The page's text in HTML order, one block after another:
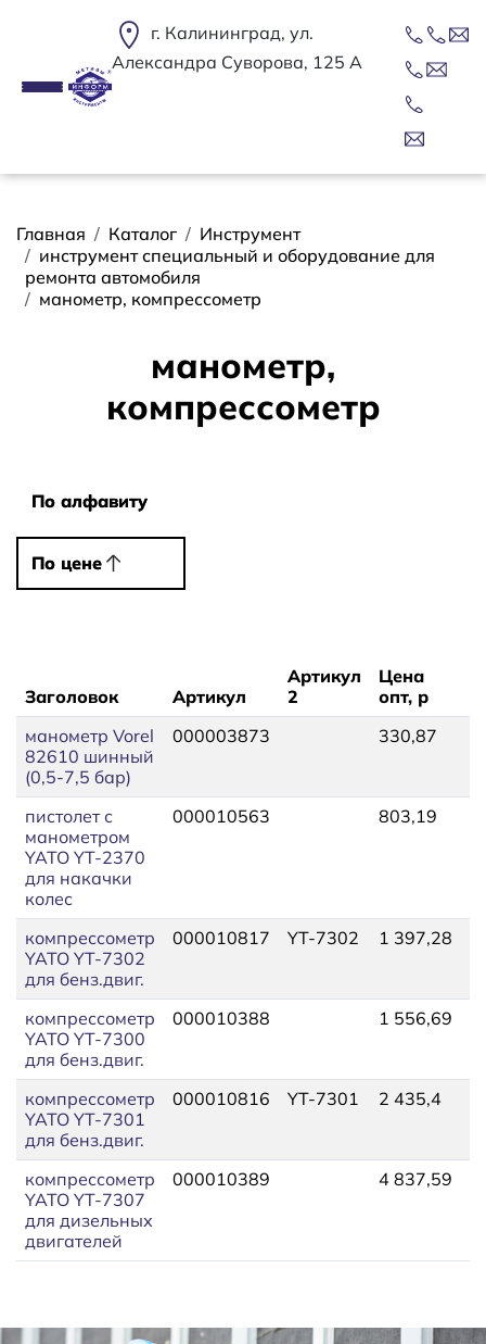
г. Калининград, ул.
Александра Суворова, 125 А
Строка навигации
Главная Каталог
Инструмент
инструмент специальный и оборудование для
ремонта автомобиля
манометр, компрессометр
манометр,
компрессометр
По алфавиту
По алфавиту
По цене
По цене
Заголовок Артикул
Артикул
2
Цена
опт, р
манометр Vorel
82610 шинный
(0,5-7,5 бар)
000003873 330,87
пистолет с
манометром
YATO YT-2370
для накачки
колес
000010563 803,19
компрессометр
YATO YT-7302
для бенз.двиг.
000010817 YT-7302 1 397,28
компрессометр
YATO YT-7300
для бенз.двиг.
000010388 1 556,69
компрессометр
YATO YT-7301
для бенз.двиг.
000010816 YT-7301 2 435,4
компрессометр
YATO YT-7307
для дизельных
двигателей
000010389 4 837,59